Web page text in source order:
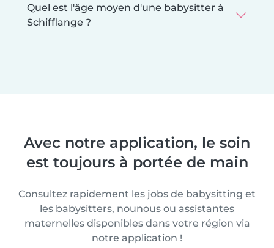
Quel est l'âge moyen d'une babysitter à
Schifflange ?
Avec notre application, le soin
est toujours à portée de main
Consultez rapidement les jobs de babysitting et
les babysitters, nounous ou assistantes
maternelles disponibles dans votre région via
notre application !